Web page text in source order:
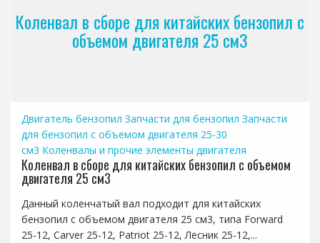
Коленвал в сборе для китайских бензопил с
объемом двигателя 25 см3
Двигатель бензопил Запчасти для бензопил Запчасти
для бензопил с объемом двигателя 25-30
см3 Коленвалы и прочие элементы двигателя
Коленвал в сборе для китайских бензопил с объемом
двигателя 25 см3
Данный коленчатый вал подходит для китайских
бензопил с объемом двигателя 25 см3, типа Forward
25-12, Carver 25-12, Patriot 25-12, Лесник 25-12,...